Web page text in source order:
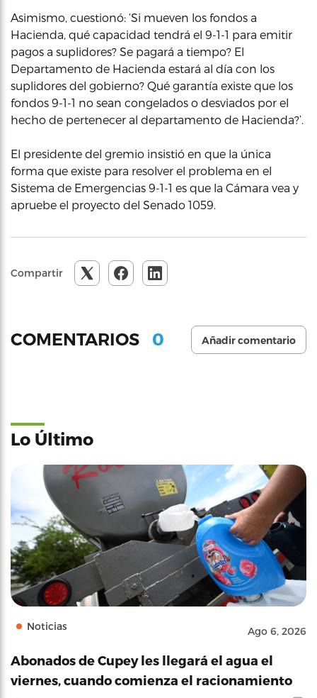
Asimismo, cuestionó: ‘Si mueven los fondos a
Hacienda, qué capacidad tendrá el 9-1-1 para emitir
pagos a suplidores? Se pagará a tiempo? El
Departamento de Hacienda estará al día con los
suplidores del gobierno? Qué garantía existe que los
fondos 9-1-1 no sean congelados o desviados por el
hecho de pertenecer al departamento de Hacienda?’.
El presidente del gremio insistió en que la única
forma que existe para resolver el problema en el
Sistema de Emergencias 9-1-1 es que la Cámara vea y
apruebe el proyecto del Senado 1059.
Compartir
COMENTARIOS 0 Añadir comentario
Lo Último
Noticias Ago 6, 2026
Abonados de Cupey les llegará el agua el
viernes, cuando comienza el racionamiento